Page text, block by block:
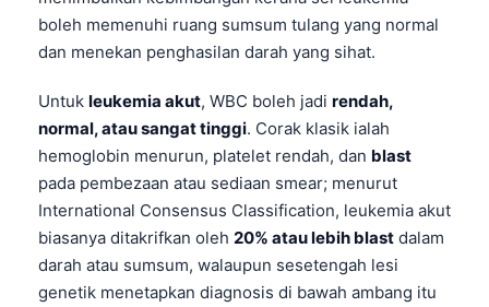
boleh memenuhi ruang sumsum tulang yang normal
dan menekan penghasilan darah yang sihat.
Untuk leukemia akut, WBC boleh jadi rendah,
normal, atau sangat tinggi. Corak klasik ialah
hemoglobin menurun, platelet rendah, dan blast
pada pembezaan atau sediaan smear; menurut
International Consensus Classification, leukemia akut
biasanya ditakrifkan oleh 20% atau lebih blast dalam
darah atau sumsum, walaupun sesetengah lesi
genetik menetapkan diagnosis di bawah ambang itu